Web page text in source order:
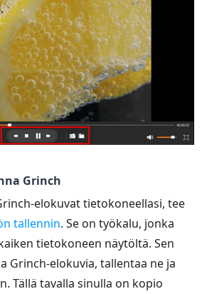
Grinch
elokuvat tietokoneellasi, tee
tallennin. Se on työkalu, jonka
tietokoneen näytöltä. Sen
Grinch-elokuvia, tallentaa ne ja
Tällä tavalla sinulla on kopio